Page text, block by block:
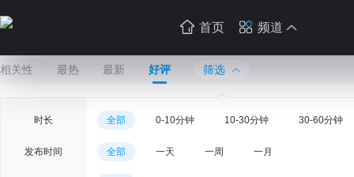
首页 频道
相关性 最热 最新 好评 筛选
时长 全部 0-10分钟 10-30分钟 30-60分钟
发布时间 全部 一天 一周 一月